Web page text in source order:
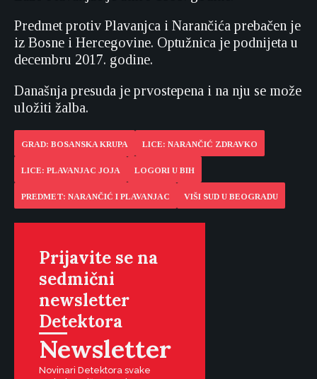
Predmet protiv Plavanjca i Narančića prebačen je
iz Bosne i Hercegovine. Optužnica je podnijeta u
decembru 2017. godine.
Današnja presuda je prvostepena i na nju se može
uložiti žalba.
GRAD: BOSANSKA KRUPA LICE: NARANČIĆ ZDRAVKO
LICE: PLAVANJAC JOJA LOGORI U BIH
PREDMET: NARANČIĆ I PLAVANJAC VIŠI SUD U BEOGRADU
Prijavite se na
sedmični
newsletter
Detektora
Newsletter
Novinari Detektora svake